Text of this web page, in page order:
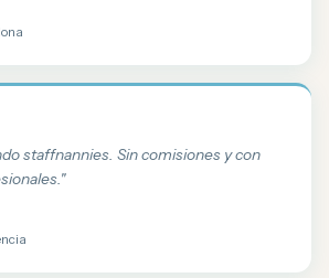
staffnannies. Sin comisiones y con